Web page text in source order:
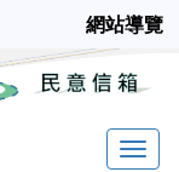
網站導覽